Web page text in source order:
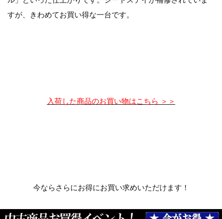
すが、きわめてお買い得な一台です。
入荷した商品のお買い物はこちら ＞＞
今ならさらにお得にお買い求めいただけます！